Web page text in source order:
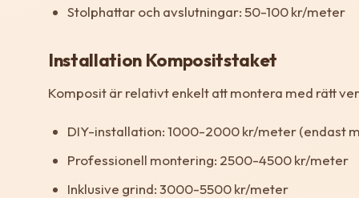
Stolphattar och avslutningar: 50-100 kr/meter
Installation Kompositstaket
Komposit är relativt enkelt att montera med rätt
DIY-installation: 1000-2000 kr/meter (endast
Professionell montering: 2500-4500 kr/meter
Inklusive grind: 3000-5500 kr/meter